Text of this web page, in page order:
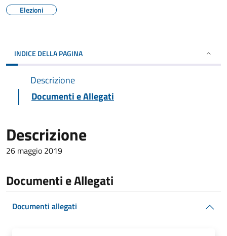
Elezioni
INDICE DELLA PAGINA
Descrizione
Documenti e Allegati
Descrizione
26 maggio 2019
Documenti e Allegati
Documenti allegati